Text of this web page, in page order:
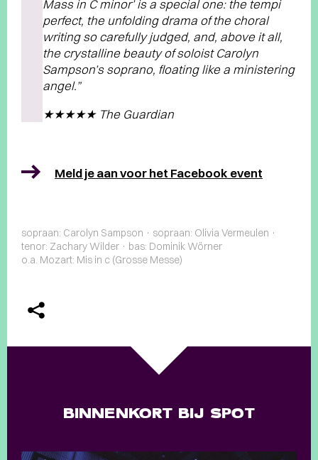
Mass in C minor’ is a special one: the tempi
perfect, the unfolding drama of the choral
writing so carefully judged, and, above it all,
the crystalline beauty of soloist Carolyn
Sampson’s soprano, floating like a ministering
angel.”
★★★★★ The Guardian
Meld je aan voor het Facebook event
sopraan: Carolyn Sampson · sopraan: Olivia Vermeulen ·
tenor: Zachary Wilder · bas: Dominik Wörner
o.a. Mozart: Mis in c (Grosse Messe)
BINNENKORT BIJ SPOT